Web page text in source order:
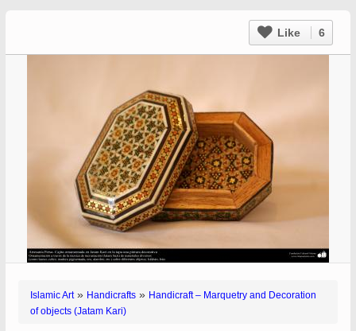
Like 6
Islamic Art» Handicrafts » Handicraft – Marquetry and Decoration
of objects (Jatam Kari)